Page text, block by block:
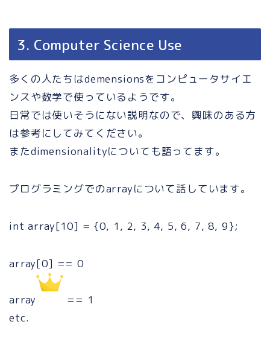
3. Computer Science Use
多くの人たちはdemensionsをコンピュータサイエ
ンスや数学で使っているようです。
日常では使いそうにない説明なので、興味のある方
は参考にしてみてください。
またdimensionalityについても語ってます。
プログラミングでのarrayについて話しています。
int array[10] = {0, 1, 2, 3, 4, 5, 6, 7, 8, 9};
array[0] == 0
array
== 1
etc.